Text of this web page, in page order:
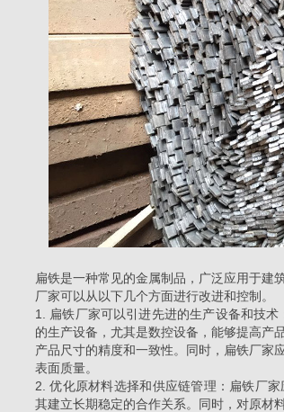
扁铁是一种常见的金属制品，广泛应用于建
厂家可以从以下几个方面进行改进和控制。
1.
扁铁厂家可以引进先进的生产设备和技
的生产设备，尤其是数控设备，能够提高产
产品尺寸的精度和一致性。同时， 扁铁厂家
表面质量。
2. 优化原材料选择和供应链管理：扁铁厂
其建立长期稳定的合作关系。同时，对原材